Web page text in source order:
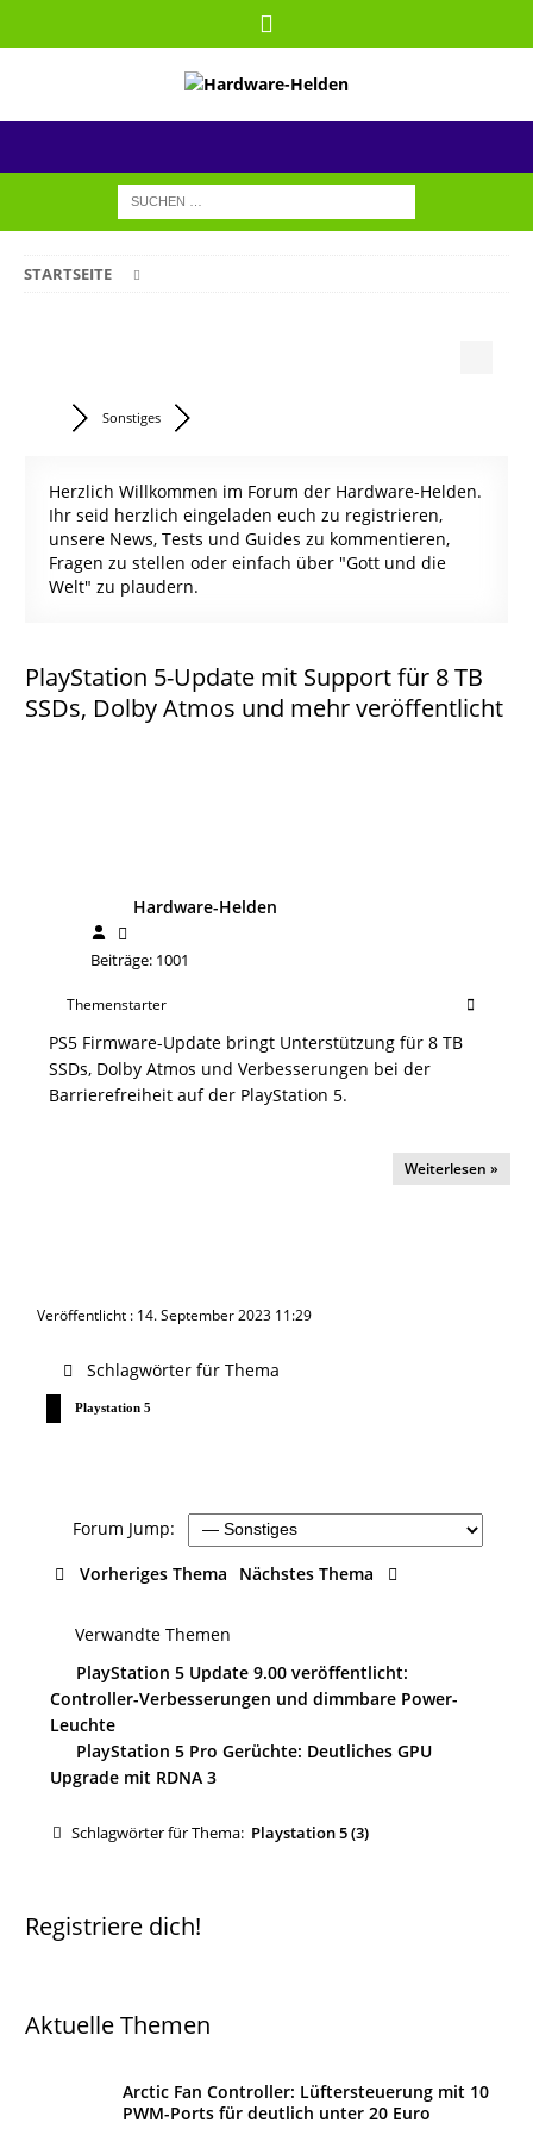
STARTSEITE
Sonstiges
Herzlich Willkommen im Forum der Hardware-Helden.
Ihr seid herzlich eingeladen euch zu registrieren,
unsere News, Tests und Guides zu kommentieren,
Fragen zu stellen oder einfach über "Gott und die
Welt" zu plaudern.
PlayStation 5-Update mit Support für 8 TB
SSDs, Dolby Atmos und mehr veröffentlicht
Hardware-Helden
Beiträge: 1001
Themenstarter
PS5 Firmware-Update bringt Unterstützung für 8 TB
SSDs, Dolby Atmos und Verbesserungen bei der
Barrierefreiheit auf der PlayStation 5.
Weiterlesen »
Veröffentlicht : 14. September 2023 11:29
Schlagwörter für Thema
Playstation 5
Forum Jump:
Vorheriges Thema
Nächstes Thema
Verwandte Themen
PlayStation 5 Update 9.00 veröffentlicht:
Controller-Verbesserungen und dimmbare Power-
Leuchte
PlayStation 5 Pro Gerüchte: Deutliches GPU
Upgrade mit RDNA 3
Schlagwörter für Thema: Playstation 5 (3)
Registriere dich!
Aktuelle Themen
Arctic Fan Controller: Lüftersteuerung mit 10
PWM-Ports für deutlich unter 20 Euro